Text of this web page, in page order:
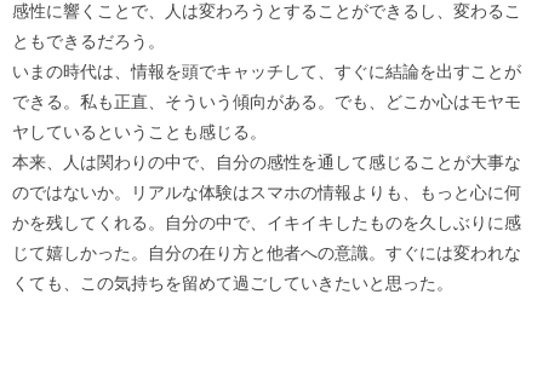
感性に響くことで、人は変わろうとすることができるし、変わるこ
ともできるだろう。
いまの時代は、情報を頭でキャッチして、すぐに結論を出すことが
できる。私も正直、そういう傾向がある。でも、どこか心はモヤモ
ヤしているということも感じる。
本来、人は関わりの中で、自分の感性を通して感じることが大事な
のではないか。リアルな体験はスマホの情報よりも、もっと心に何
かを残してくれる。自分の中で、イキイキしたものを久しぶりに感
じて嬉しかった。自分の在り方と他者への意識。すぐには変われな
くても、この気持ちを留めて過ごしていきたいと思った。